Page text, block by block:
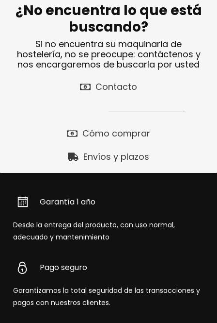
¿No encuentra lo que está
buscando?
Si no encuentra su maquinaria de
hostelería, no se preocupe: contáctenos y
nos encargaremos de buscarla por usted
Contacto
Cómo comprar
Envíos y plazos
Garantía 1 año
Desde la entrega del producto, con uso normal,
adecuado y mantenimiento
Pago seguro
Garantizamos la total seguridad de las transacciones y
pagos con nuestros clientes.